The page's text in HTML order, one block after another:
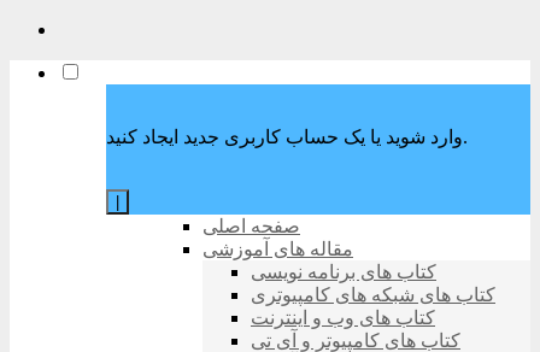
وارد شوید یا یک حساب کاربری جدید ایجاد کنید.
صفحه اصلی
مقاله های آموزشی
کتاب های برنامه نویسی
کتاب های شبکه های کامپیوتری
کتاب های وب و اینترنت
کتاب های کامپیوتر و آی تی